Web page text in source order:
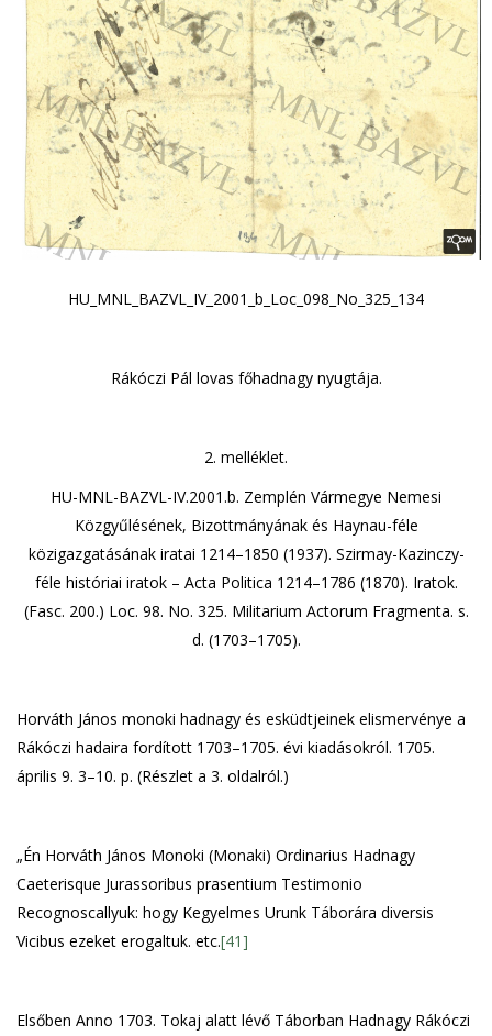
HU_MNL_BAZVL_IV_2001_b_Loc_098_No_325_134
Rákóczi Pál lovas főhadnagy nyugtája.
2. melléklet.
HU-MNL-BAZVL-IV.2001.b. Zemplén Vármegye Nemesi
Közgyűlésének, Bizottmányának és Haynau-féle
közigazgatásának iratai 1214–1850 (1937). Szirmay-Kazinczy-
féle históriai iratok – Acta Politica 1214–1786 (1870). Iratok.
(Fasc. 200.) Loc. 98. No. 325. Militarium Actorum Fragmenta. s.
d. (1703–1705).
Horváth János monoki hadnagy és esküdtjeinek elismervénye a
Rákóczi hadaira fordított 1703–1705. évi kiadásokról. 1705.
április 9. 3–10. p. (Részlet a 3. oldalról.)
„Én Horváth János Monoki (Monaki) Ordinarius Hadnagy
Caeterisque Jurassoribus prasentium Testimonio
Recognoscallyuk: hogy Kegyelmes Urunk Táborára diversis
Vicibus ezeket erogaltuk. etc.[41]
Elsőben Anno 1703. Tokaj alatt lévő Táborban Hadnagy Rákóczi